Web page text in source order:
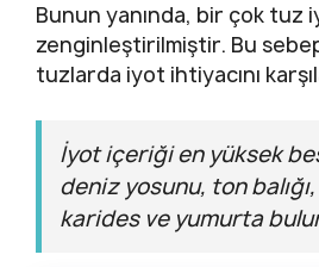
Bunun yanında, bir çok tuz
zenginleştirilmiştir. Bu
tuzlarda iyot ihtiyacını
İyot içeriği en yüksek
deniz yosunu, ton
karides ve yumurta